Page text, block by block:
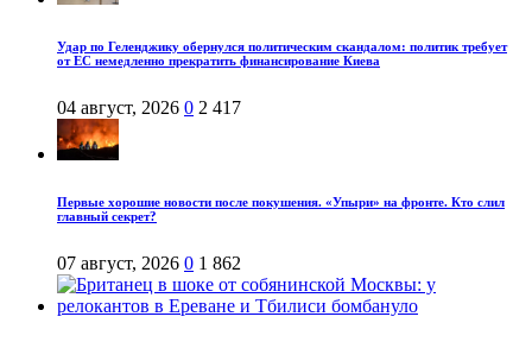
Удар по Геленджику обернулся политическим скандалом: политик требует
от ЕС немедленно прекратить финансирование Киева
04 август, 2026 0 2 417
Первые хорошие новости после покушения. «Упыри» на фронте. Кто слил
главный секрет?
07 август, 2026 0 1 862